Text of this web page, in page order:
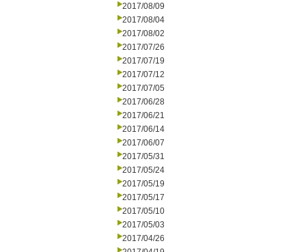
2017/08/09
2017/08/04
2017/08/02
2017/07/26
2017/07/19
2017/07/12
2017/07/05
2017/06/28
2017/06/21
2017/06/14
2017/06/07
2017/05/31
2017/05/24
2017/05/19
2017/05/17
2017/05/10
2017/05/03
2017/04/26